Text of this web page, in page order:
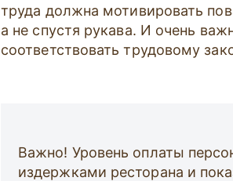
труда должна мотивировать
а не спустя рукава. И очень
соответствовать трудовому
Важно! Уровень оплаты
издержками ресторана и